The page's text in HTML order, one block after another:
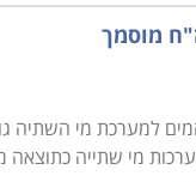
של מיומנויות
בניין כדי
אסלות וכלים
של מתקני
מוסמך
למערכת מי השתיה
מי שתייה